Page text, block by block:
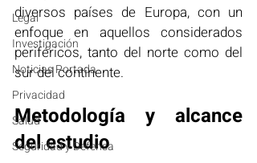
Legal
Investigación
Noticias Portada
Privacidad
Salud
Seguridad y Defensa
diversos países de Europa, con un
enfoque en aquellos considerados
periféricos, tanto del norte como del
sur del continente.
Metodología y alcance
del estudio